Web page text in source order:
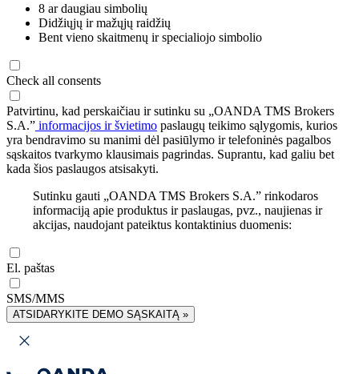
8 ar daugiau simbolių
Didžiųjų ir mažųjų raidžių
Bent vieno skaitmenų ir specialiojo simbolio
Check all consents
Patvirtinu, kad perskaičiau ir sutinku su „OANDA TMS Brokers
S.A.” informacijos ir švietimo paslaugų teikimo sąlygomis, kurios
yra bendravimo su manimi dėl pasiūlymo ir telefoninės pagalbos
sąskaitos tvarkymo klausimais pagrindas. Suprantu, kad galiu bet
kada šios paslaugos atsisakyti.
Sutinku gauti „OANDA TMS Brokers S.A.” rinkodaros
informaciją apie produktus ir paslaugas, pvz., naujienas ir
akcijas, naudojant pateiktus kontaktinius duomenis:
El. paštas
SMS/MMS
ATSIDARYKITE DEMO SĄSKAITĄ »